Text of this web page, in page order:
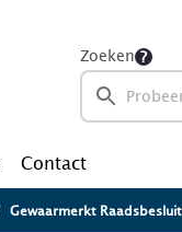
Zoeken
Contact
Gewaarmerkt Raadsbesluit